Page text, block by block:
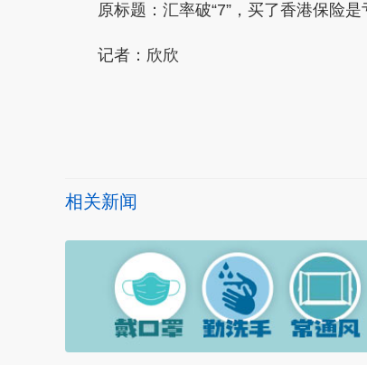
原标题：汇率破“7”，买了香港保险是
记者：欣欣
相关新闻